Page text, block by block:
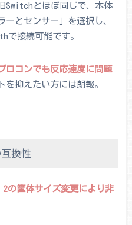
Switchとほぼ同じで、本体
とセンサー」を選択し、
で接続可能です。
ロコンでも反応速度に問題
を抑えたい方には朗報。
互換性
の筐体サイズ変更により非